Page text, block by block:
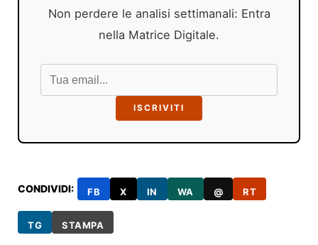
Non perdere le analisi settimanali: Entra
nella Matrice Digitale.
ISCRIVITI
CONDIVIDI: FB X IN WA @ RT
TG STAMPA